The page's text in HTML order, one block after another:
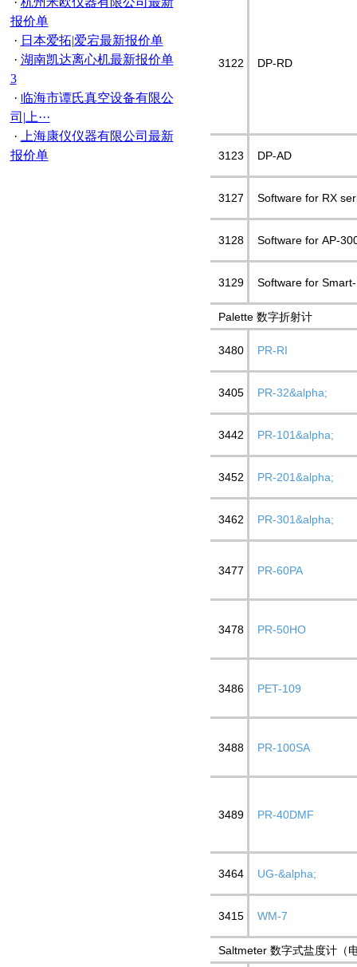
报价单
· 日本爱拓|爱宕最新报价单
· 湖南凯达离心机最新报价单
3
· 临海市谭氏真空设备有限公
司|上···
·
上海康仪仪器有限公司最新
报价单
3122 DP-RD
3123 DP-AD
3127 Software for RX
3128 Software for AP-
3129 Software for
Palette 数字折射计
3480 PR-RI
3405 PR-32&alpha;
3442 PR-101&alpha;
3452 PR-201&alpha;
3462 PR-301&alpha;
3477 PR-60PA
3478 PR-50HO
3486 PET-109
3488 PR-100SA
3489 PR-40DMF
3464 UG-&alpha;
3415 WM-7
Saltmeter 数字式盐度计（